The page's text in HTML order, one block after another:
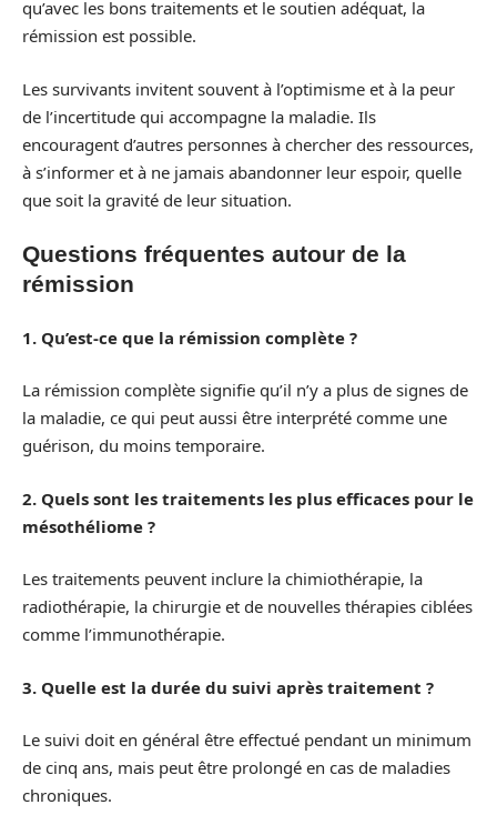
qu’avec les bons traitements et le soutien adéquat, la
rémission est possible.
Les survivants invitent souvent à l’optimisme et à la peur
de l’incertitude qui accompagne la maladie. Ils
encouragent d’autres personnes à chercher des ressources,
à s’informer et à ne jamais abandonner leur espoir, quelle
que soit la gravité de leur situation.
Questions fréquentes autour de la
rémission
1. Qu’est-ce que la rémission complète ?
La rémission complète signifie qu’il n’y a plus de signes de
la maladie, ce qui peut aussi être interprété comme une
guérison, du moins temporaire.
2. Quels sont les traitements les plus efficaces pour le
mésothéliome ?
Les traitements peuvent inclure la chimiothérapie, la
radiothérapie, la chirurgie et de nouvelles thérapies ciblées
comme l’immunothérapie.
3. Quelle est la durée du suivi après traitement ?
Le suivi doit en général être effectué pendant un minimum
de cinq ans, mais peut être prolongé en cas de maladies
chroniques.